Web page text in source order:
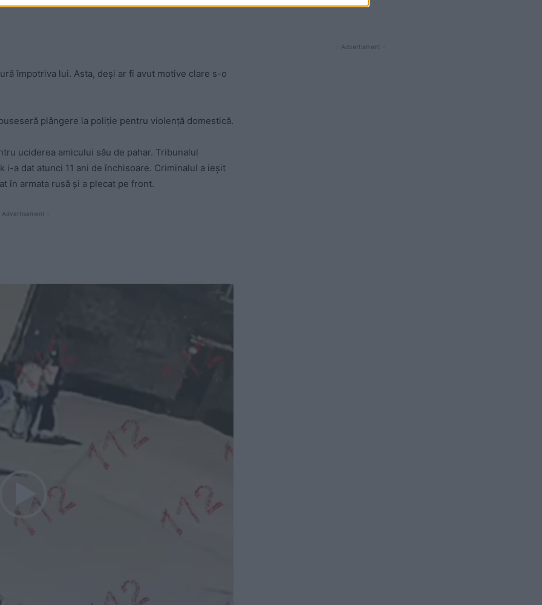
împotriva lui. Asta, deși ar fi avut motive clare s-o
plângere la poliție pentru violență domestică.
uciderea amicului său de pahar. Tribunalul
a dat atunci 11 ani de închisoare. Criminalul a ieșit
în armata rusă și a plecat pe front.
Advertisement -
- Advertisment -